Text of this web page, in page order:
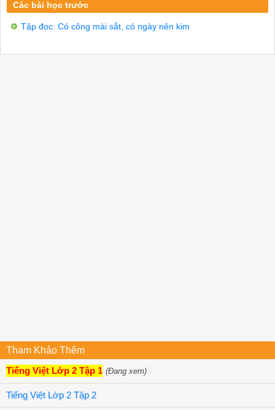
Các bài học trước
Tập đọc: Có công mài sắt, có ngày nên kim
Tham Khảo Thêm
Tiếng Việt Lớp 2 Tập 1 (Đang xem)
Tiếng Việt Lớp 2 Tập 2